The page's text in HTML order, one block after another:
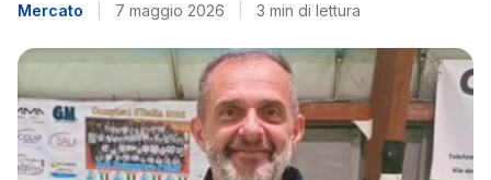
Mercato 7 maggio 2026 3 min di lettura